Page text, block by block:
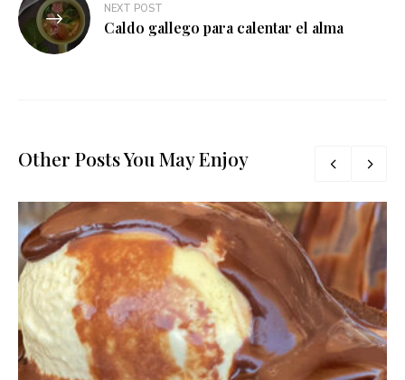
NEXT POST
Caldo gallego para calentar el alma
Other Posts You May Enjoy